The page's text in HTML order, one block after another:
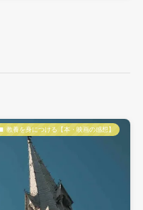
教養を身につける【本・映画の感想】